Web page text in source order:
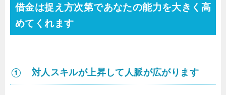
借金は捉え方次第であなたの能力を大きく高
めてくれます
① 対人スキルが上昇して人脈が広がります